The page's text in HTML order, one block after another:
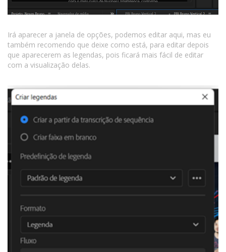
Irá aparecer a janela de opções, podemos editar aqui, mas eu
também recomendo que deixe como está, para editar depois
que aparecerem as legendas, pois ficará mais fácil de editar
com a visualização delas.